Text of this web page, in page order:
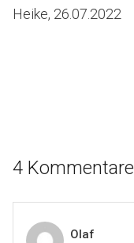
Heike, 26.07.2022
4 Kommentare
Olaf